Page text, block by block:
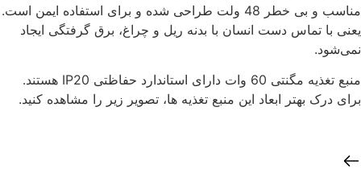
مناسب و بی خطر 48 ولت طراحی شده و برای استفاده ایمن است.
یعنی با تماس دست انسان با بدنه ریل و چراغ، برق گرفتگی‌ ایجاد
نمی‌شود.
منبع تغذیه مگنتی 60 وات دارای استاندارد حفاظتی IP20 هستند.
برای درک بهتر ابعاد این منبع تغذیه ها، تصویر زیر را مشاهده کنید.